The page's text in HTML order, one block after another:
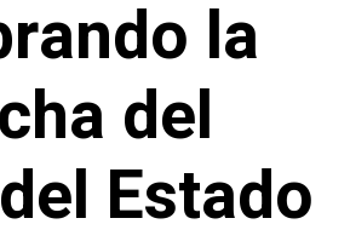
la
del
Estado